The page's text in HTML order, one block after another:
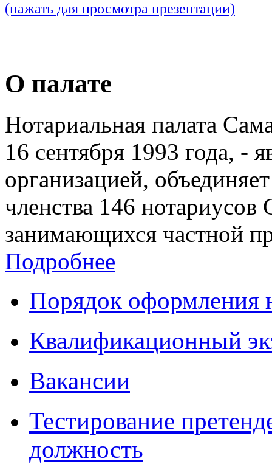
(нажать для просмотра презентации)
О палате
Нотариальная палата
16 сентября 1993 года, -
организацией,
членства 146 нотариусов
занимающихся частной
Подробнее
Порядок оформления
Квалификационный
Вакансии
Тестирование
должность